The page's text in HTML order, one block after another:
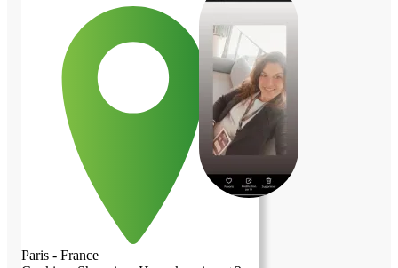
Paris - France